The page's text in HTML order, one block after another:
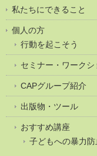
私たちにできること
個人の方
行動を起こそう
セミナー・ワークシ
CAPグループ紹介
出版物・ツール
おすすめ講座
子どもへの暴力